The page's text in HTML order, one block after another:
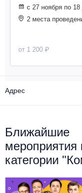
с 27 ноября по 18
2 места
от 1 200 ₽
Адрес
Ближайшие
мероприятия
категории